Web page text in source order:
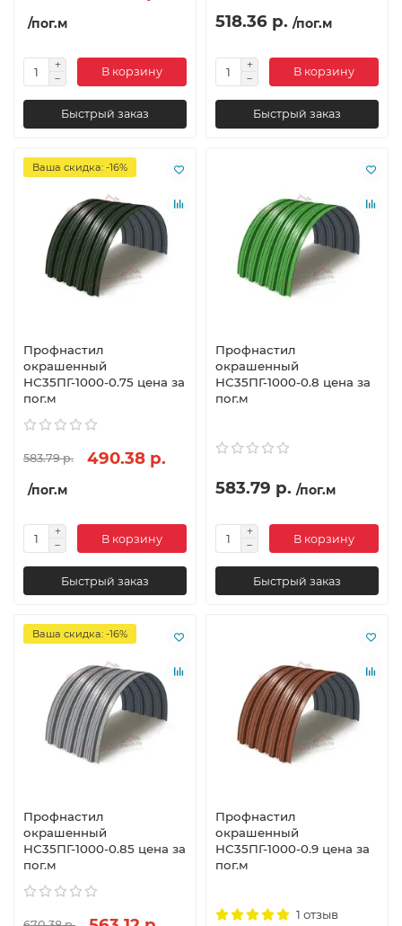
/пог.м
В корзину
Быстрый заказ
518.36 р. /пог.м
В корзину
Быстрый заказ
Ваша скидка: -16%
Профнастил
окрашенный
НС35ПГ-1000-0.75 цена за
пог.м
583.79 р. 490.38 р.
/пог.м
В корзину
Быстрый заказ
Профнастил
окрашенный
НС35ПГ-1000-0.8 цена за
пог.м
583.79 р. /пог.м
В корзину
Быстрый заказ
Ваша скидка: -16%
Профнастил
окрашенный
НС35ПГ-1000-0.85 цена за
пог.м
Профнастил
окрашенный
НС35ПГ-1000-0.9 цена за
пог.м
1 отзыв